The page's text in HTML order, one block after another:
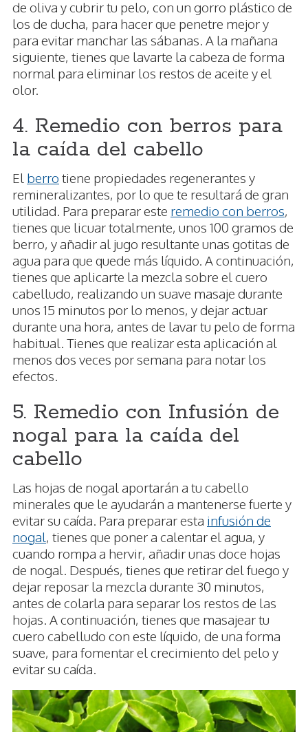
de oliva y cubrir tu pelo, con un gorro plástico de
los de ducha, para hacer que penetre mejor y
para evitar manchar las sábanas. A la mañana
siguiente, tienes que lavarte la cabeza de forma
normal para eliminar los restos de aceite y el
olor.
4. Remedio con berros para
la caída del cabello
El berro tiene propiedades regenerantes y
remineralizantes, por lo que te resultará de gran
utilidad. Para preparar este remedio con berros,
tienes que licuar totalmente, unos 100 gramos de
berro, y añadir al jugo resultante unas gotitas de
agua para que quede más líquido. A continuación,
tienes que aplicarte la mezcla sobre el cuero
cabelludo, realizando un suave masaje durante
unos 15 minutos por lo menos, y dejar actuar
durante una hora, antes de lavar tu pelo de forma
habitual. Tienes que realizar esta aplicación al
menos dos veces por semana para notar los
efectos.
5. Remedio con Infusión de
nogal para la caída del
cabello
Las hojas de nogal aportarán a tu cabello
minerales que le ayudarán a mantenerse fuerte y
evitar su caída. Para preparar esta infusión de
nogal, tienes que poner a calentar el agua, y
cuando rompa a hervir, añadir unas doce hojas
de nogal. Después, tienes que retirar del fuego y
dejar reposar la mezcla durante 30 minutos,
antes de colarla para separar los restos de las
hojas. A continuación, tienes que masajear tu
cuero cabelludo con este líquido, de una forma
suave, para fomentar el crecimiento del pelo y
evitar su caída.